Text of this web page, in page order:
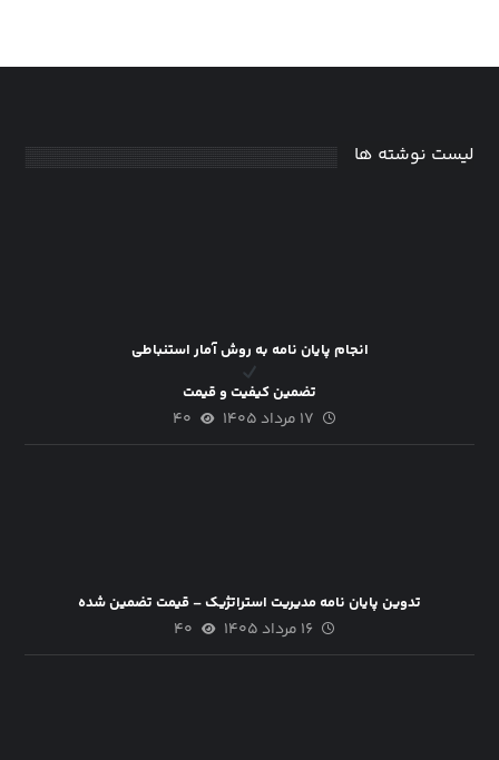
لیست نوشته ها
انجام پایان نامه به روش آمار استنباطی
تضمین کیفیت و قیمت
۱۷ مرداد ۱۴۰۵ ۴۰
تدوین پایان نامه مدیریت استراتژیک – قیمت تضمین شده
۱۶ مرداد ۱۴۰۵ ۴۰